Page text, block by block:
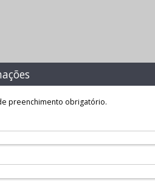
preenchimento obrigatório.